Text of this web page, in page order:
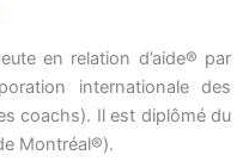
en relation d’aide® par
internationale des
coachs). Il est diplômé du
Montréal®).